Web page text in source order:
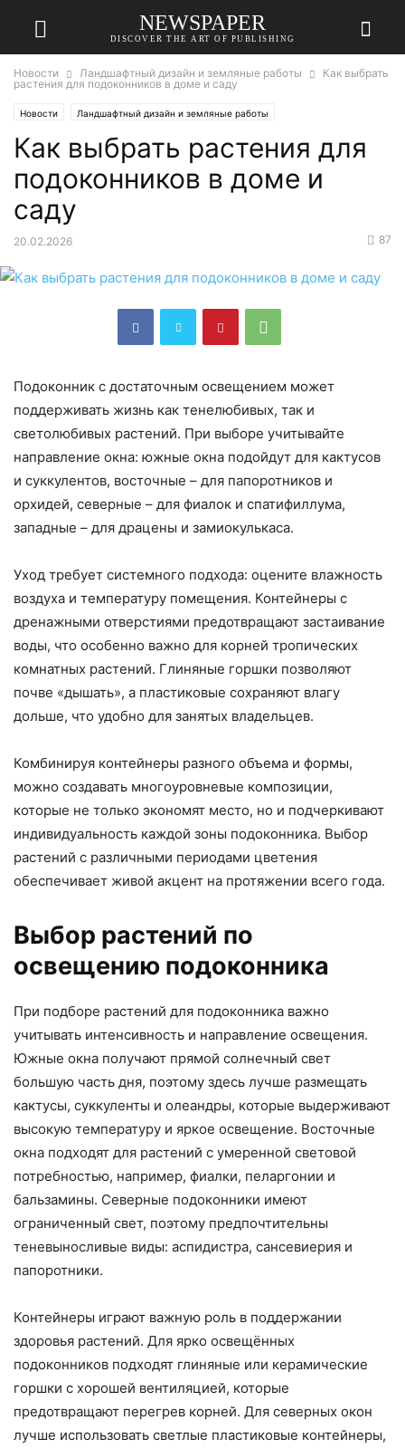
NEWSPAPER
DISCOVER THE ART OF PUBLISHING
Новости Ландшафтный дизайн и земляные работы
Как выбрать
растения для подоконников в доме и саду
Новости Ландшафтный дизайн и земляные работы
Как выбрать растения для
подоконников в доме и
саду
20.02.2026 87
Подоконник с достаточным освещением может
поддерживать жизнь как тенелюбивых, так и
светолюбивых растений. При выборе учитывайте
направление окна: южные окна подойдут для кактусов
и суккулентов, восточные – для папоротников и
орхидей, северные – для фиалок и спатифиллума,
западные – для драцены и замиокулькаса.
Уход требует системного подхода: оцените влажность
воздуха и температуру помещения. Контейнеры с
дренажными отверстиями предотвращают застаивание
воды, что особенно важно для корней тропических
комнатных растений. Глиняные горшки позволяют
почве «дышать», а пластиковые сохраняют влагу
дольше, что удобно для занятых владельцев.
Комбинируя контейнеры разного объема и формы,
можно создавать многоуровневые композиции,
которые не только экономят место, но и подчеркивают
индивидуальность каждой зоны подоконника. Выбор
растений с различными периодами цветения
обеспечивает живой акцент на протяжении всего года.
Выбор растений по
освещению подоконника
При подборе растений для подоконника важно
учитывать интенсивность и направление освещения.
Южные окна получают прямой солнечный свет
большую часть дня, поэтому здесь лучше размещать
кактусы, суккуленты и олеандры, которые выдерживают
высокую температуру и яркое освещение. Восточные
окна подходят для растений с умеренной световой
потребностью, например, фиалки, пеларгонии и
бальзамины. Северные подоконники имеют
ограниченный свет, поэтому предпочтительны
теневыносливые виды: аспидистра, сансевиерия и
папоротники.
Контейнеры играют важную роль в поддержании
здоровья растений. Для ярко освещённых
подоконников подходят глиняные или керамические
горшки с хорошей вентиляцией, которые
предотвращают перегрев корней. Для северных окон
лучше использовать светлые пластиковые контейнеры,